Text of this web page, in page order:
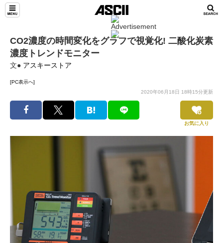
CO2濃度の時間変化をグラフで視覚化! 二酸化炭素
濃度トレンドモニター
文● アスキーストア
[PC表示へ]
2020年06月18日 18時15分更新
お気に入り